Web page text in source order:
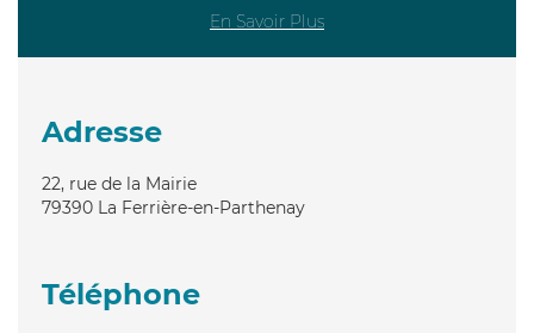
En Savoir Plus
Adresse
22, rue de la Mairie
79390 La Ferrière-en-Parthenay
Téléphone